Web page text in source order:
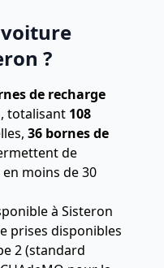
?
de recharge
totalisant 108
36 bornes de
de
moins de 30
à Sisteron
prises disponibles
2 (standard